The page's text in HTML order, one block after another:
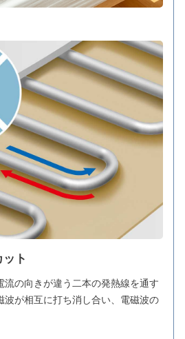
ト
流の向きが違う二本の発熱線を通す
波が相互に打ち消し合い、電磁波の